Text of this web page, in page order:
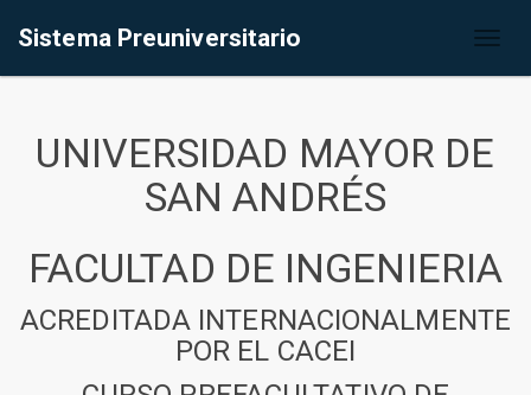
Sistema Preuniversitario
UNIVERSIDAD MAYOR DE
SAN ANDRÉS
FACULTAD DE INGENIERIA
ACREDITADA INTERNACIONALMENTE
POR EL CACEI